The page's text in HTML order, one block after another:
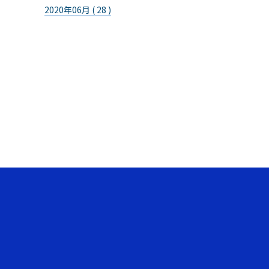
2020年06月 ( 28 )